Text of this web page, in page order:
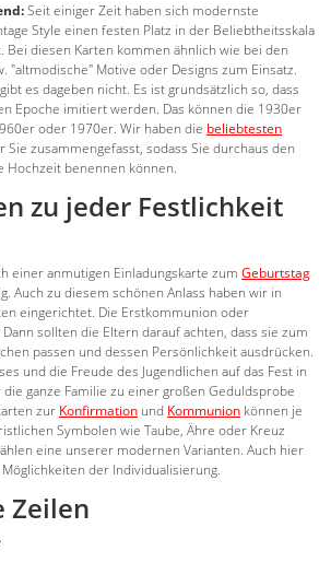
Seit einiger Zeit haben sich modernste
Style einen festen Platz in der Beliebtheitsskala
diesen Karten kommen ähnlich wie bei den
"altmodische" Motive oder Designs zum Einsatz.
es dageben nicht. Es ist grundsätzlich so, dass
Epoche imitiert werden. Das können die 1930er
oder 1970er. Wir haben die beliebtesten
Sie zusammengefasst, sodass Sie durchaus den
Hochzeit benennen können.
zu jeder Festlichkeit
einer anmutigen Einladungskarte zum Geburtstag
Auch zu diesem schönen Anlass haben wir in
eingerichtet. Die Erstkommunion oder
sollten die Eltern darauf achten, dass sie zum
passen und dessen Persönlichkeit ausdrücken.
und die Freude des Jugendlichen auf das Fest in
ganze Familie zu einer großen Geduldsprobe
zur Konfirmation und Kommunion können je
Symbolen wie Taube, Ähre oder Kreuz
eine unserer modernen Varianten. Auch hier
der Individualisierung.
Zeilen